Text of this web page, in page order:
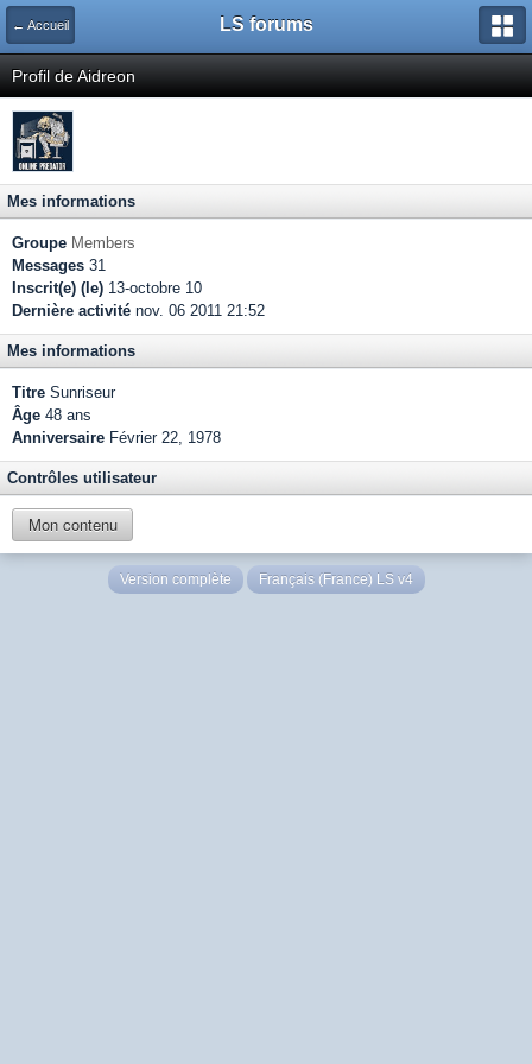
← Accueil LS forums
Profil de Aidreon
Mes informations
Groupe Members
Messages 31
Inscrit(e) (le) 13-octobre 10
Dernière activité nov. 06 2011 21:52
Mes informations
Titre Sunriseur
Âge 48 ans
Anniversaire Février 22, 1978
Contrôles utilisateur
Mon contenu
Version complète Français (France) LS v4